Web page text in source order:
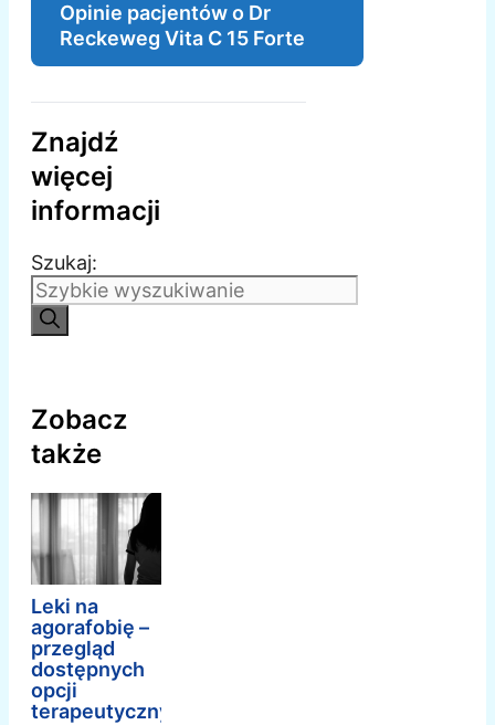
Opinie pacjentów o Dr
Reckeweg Vita C 15 Forte
Znajdź
więcej
informacji
Szukaj:
Zobacz
także
Leki na
agorafobię –
przegląd
dostępnych
opcji
terapeutycznych